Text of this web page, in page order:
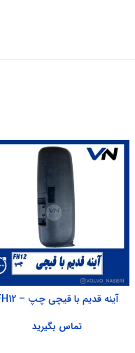
آینه قدیم با قیچی چپ – FH12
تماس بگیرید